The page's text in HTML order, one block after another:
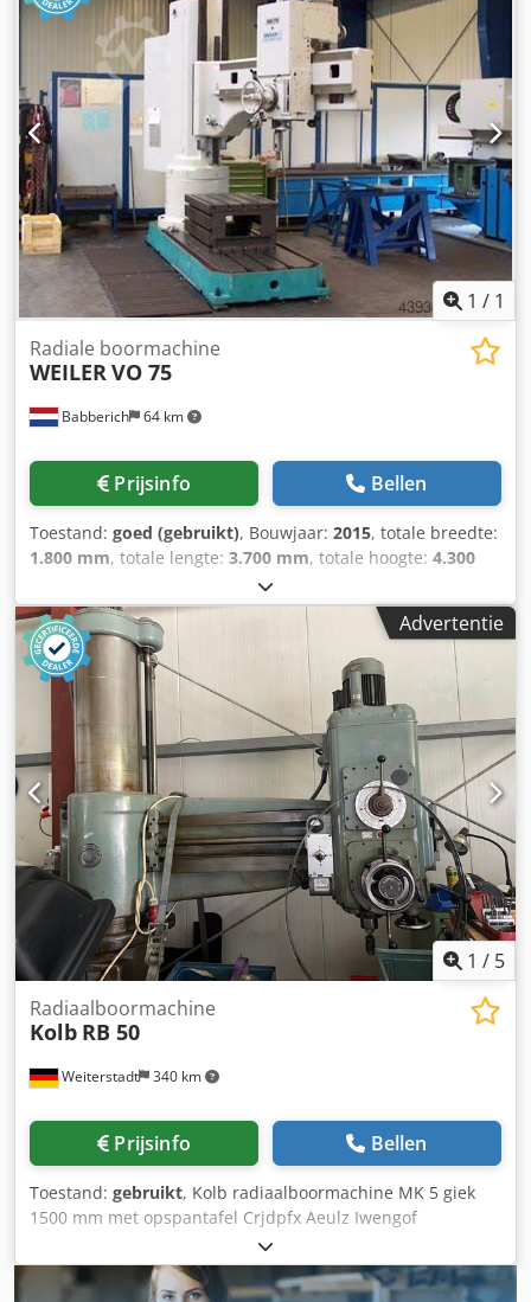
veeleisende doe-het-zelvers. Technische specificaties
(volgens typeplaatje): Fabrikant: Csepel (Boedapest) Type:
RF50 / 1250 Voeding: 3~ (draaistroom / 380 V) Frequentie:
50 Hz Stuurspanning: 220 V Crodpfozninwex Angef
Bedrijfsstroom: 10 A Vereiste zekering: 16 A (traag) Meer
artikelen – zowel nieuw als gebruikt – vindt u in onze
webshop! Internationale verzendkosten op aanvraag!
1 / 1
Babberich 64 km
Radiale boormachine
WEILER VO 75
Prijsinfo Bellen
Toestand: goed (gebruikt), Bouwjaar: 2015, totale breedte:
1.800 mm, totale lengte: 3.700 mm, totale hoogte: 4.300
14.000 kg, Radiaalboormachine
WEILER - VO 75 Csdezi S Snspfx Angsrf
Advertentie
1 / 5
Weiterstadt 340 km
Radiaalboormachine
Kolb RB 50
Prijsinfo Bellen
Toestand: gebruikt, Kolb radiaalboormachine MK 5 giek
1500 mm met opspantafel Crjdpfx Aeulz Iwengof